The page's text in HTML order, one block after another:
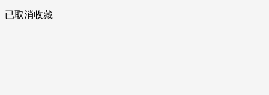
已取消收藏